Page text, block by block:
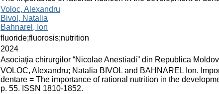
Voloc, Alexandru
Bivol, Natalia
Bahnarel, Ion
fluoride;fluorosis;nutrition
2024
Asociaţia chirurgilor “Nicolae Anestiadi” din Republica
VOLOC, Alexandru; Natalia BIVOL and BAHNAREL Ion.
dentare = The importance of rational nutrition in the
p. 55. ISSN 1810-1852.